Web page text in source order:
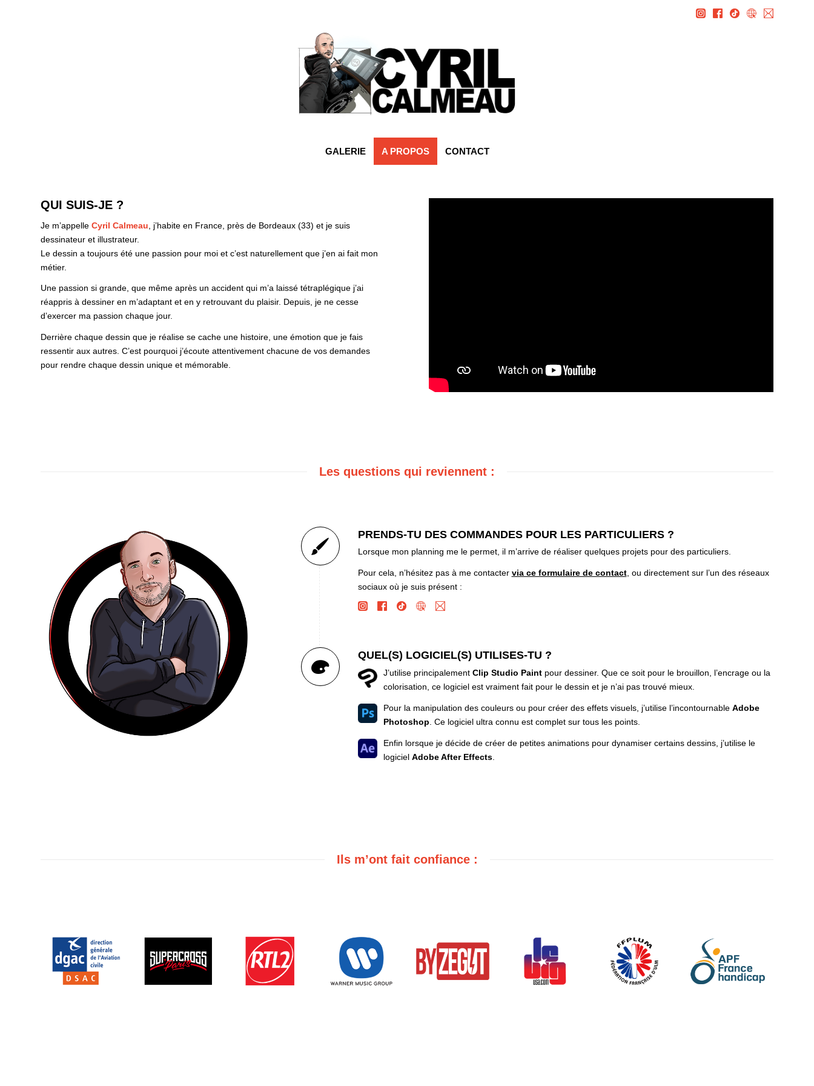
GALERIE A PROPOS CONTACT
QUI SUIS-JE ?
Je m’appelle Cyril Calmeau , j’habite en France, près de Bordeaux (33) et je suis
dessinateur et illustrateur.
Le dessin a toujours été une passion pour moi et c’est naturellement que j’en ai fait mon
métier.
Une passion si grande, que même après un accident qui m’a laissé tétraplégique j’ai
réappris à dessiner en m’adaptant et en y retrouvant du plaisir. Depuis, je ne cesse
d’exercer ma passion chaque jour.
Derrière chaque dessin que je réalise se cache une histoire, une émotion que je fais
ressentir aux autres. C’est pourquoi j’écoute attentivement chacune de vos demandes
pour rendre chaque dessin unique et mémorable.
Les questions qui reviennent :
PRENDS-TU DES COMMANDES POUR LES PARTICULIERS ?
Lorsque mon planning me le permet, il m’arrive de réaliser quelques projets pour des particuliers.
Pour cela, n’hésitez pas à me contacter via ce formulaire de contact, ou directement sur l’un des réseaux
sociaux où je suis présent :
QUEL(S) LOGICIEL(S) UTILISES-TU ?
J’utilise principalement Clip Studio Paintpour dessiner. Que ce soit pour le brouillon, l’encrage ou la
colorisation, ce logiciel est vraiment fait pour le dessin et je n’ai pas trouvé mieux.
Pour la manipulation des couleurs ou pour créer des effets visuels, j’utilise l’incontournable Adobe
Photoshop . Ce logiciel ultra connu est complet sur tous les points.
Enfin lorsque je décide de créer de petites animations pour dynamiser certains dessins, j’utilise le
logiciel Adobe After Effects.
Ils m’ont fait confiance :